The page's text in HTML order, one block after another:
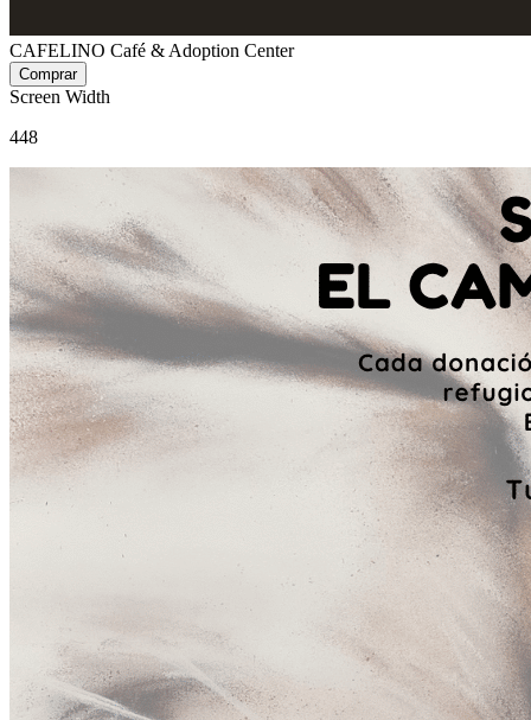
CAFELINO Café & Adoption Center
Screen Width
448